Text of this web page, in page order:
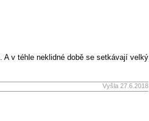
v téhle neklidné době se setkávají velký
Vyšla 27.6.2018